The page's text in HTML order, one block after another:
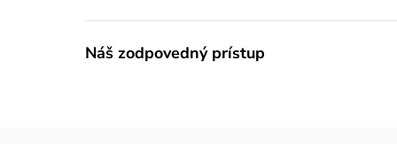
Náš zodpovedný prístup